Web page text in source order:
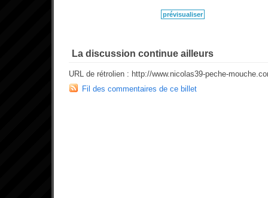
La discussion continue ailleurs
URL de rétrolien : http://www.nicolas39-peche-
Fil des commentaires de ce billet